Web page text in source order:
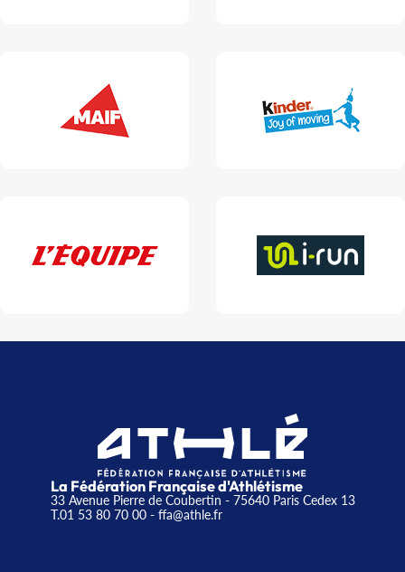
La Fédération Française d'Athlétisme
33 Avenue Pierre de Coubertin - 75640 Paris Cedex 13
T.01 53 80 70 00- ffa@athle.fr